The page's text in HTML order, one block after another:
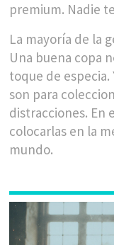
premium. Nadie
La mayoría de la
Una buena copa
toque de
son para
distracciones. En
colocarlas en la
mundo.